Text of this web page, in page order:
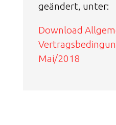
geändert, unter:
Download
Mai/2018